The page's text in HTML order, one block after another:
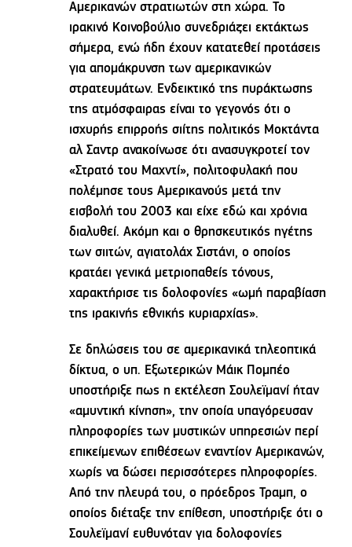
Αμερικανών στρατιωτών στη χώρα. Το
ιρακινό Κοινοβούλιο συνεδριάζει εκτάκτως
σήμερα, ενώ ήδη έχουν κατατεθεί προτάσεις
για απομάκρυνση των αμερικανικών
στρατευμάτων. Ενδεικτικό της πυράκτωσης
της ατμόσφαιρας είναι το γεγονός ότι ο
ισχυρής επιρροής σιίτης πολιτικός Μοκτάντα
αλ Σαντρ ανακοίνωσε ότι ανασυγκροτεί τον
«Στρατό του Μαχντί», πολιτοφυλακή που
πολέμησε τους Αμερικανούς μετά την
εισβολή του 2003 και είχε εδώ και χρόνια
διαλυθεί. Ακόμη και ο θρησκευτικός ηγέτης
των σιιτών, αγιατολάχ Σιστάνι, ο οποίος
κρατάει γενικά μετριοπαθείς τόνους,
χαρακτήρισε τις δολοφονίες «ωμή παραβίαση
της ιρακινής εθνικής κυριαρχίας».
Σε δηλώσεις του σε αμερικανικά τηλεοπτικά
δίκτυα, ο υπ. Εξωτερικών Μάικ Πομπέο
υποστήριξε πως η εκτέλεση Σουλεϊμανί ήταν
«αμυντική κίνηση», την οποία υπαγόρευσαν
πληροφορίες των μυστικών υπηρεσιών περί
επικείμενων επιθέσεων εναντίον Αμερικανών,
χωρίς να δώσει περισσότερες πληροφορίες.
Από την πλευρά του, ο πρόεδρος Τραμπ, ο
οποίος διέταξε την επίθεση, υποστήριξε ότι ο
Σουλεϊμανί ευθυνόταν για δολοφονίες